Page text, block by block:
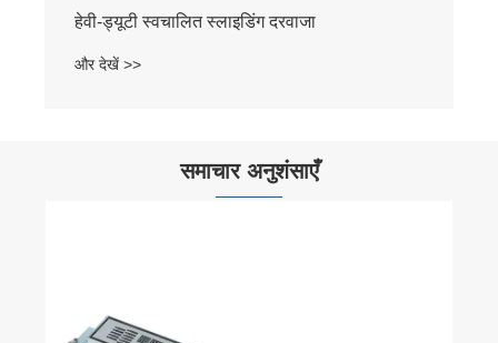
हेवी-ड्यूटी स्वचालित स्लाइडिंग दरवाजा
और देखें >>
समाचार अनुशंसाएँ